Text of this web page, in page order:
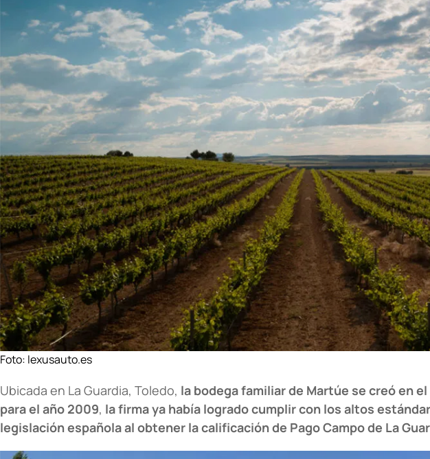
Foto: lexusauto.es
Ubicada en La Guardia, Toledo, la bodega familiar de Martúe se creó en
para el año 2009, la firma ya había logrado cumplir con los altos
legislación española al obtener la calificación de Pago Campo de La